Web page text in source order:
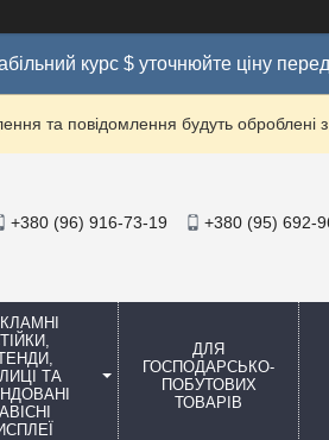
курс $ уточнюйте ціну
та повідомлення будуть оброблені
+380 (96) 916-73-19 +380 (95) 692-
ТА
ДЛЯ
ГОСПОДАРСЬКО-
ПОБУТОВИХ
ТОВАРІВ